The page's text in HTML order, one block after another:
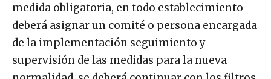
medida obligatoria, en todo establecimiento
deberá asignar un comité o persona encargada
de la implementación seguimiento y
supervisión de las medidas para la nueva